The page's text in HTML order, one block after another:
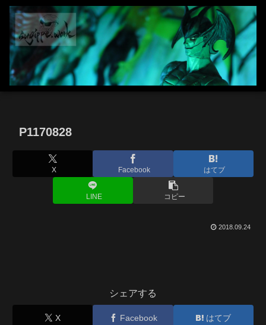
P1170828
X Facebook はてブ
LINE コピー
2018.09.24
シェアする
X Facebook はてブ